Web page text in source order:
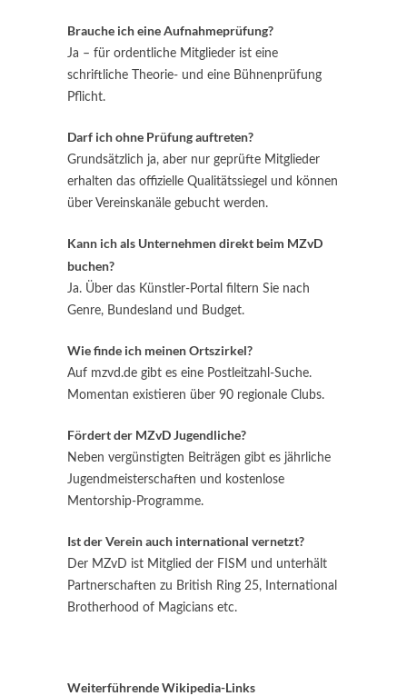
Brauche ich eine Aufnahmeprüfung?
Ja – für ordentliche Mitglieder ist eine
schriftliche Theorie- und eine Bühnenprüfung
Pflicht.
Darf ich ohne Prüfung auftreten?
Grundsätzlich ja, aber nur geprüfte Mitglieder
erhalten das offizielle Qualitätssiegel und können
über Vereinskanäle gebucht werden.
Kann ich als Unternehmen direkt beim MZvD
buchen?
Ja. Über das Künstler-Portal filtern Sie nach
Genre, Bundesland und Budget.
Wie finde ich meinen Ortszirkel?
Auf mzvd.de gibt es eine Postleitzahl-Suche.
Momentan existieren über 90 regionale Clubs.
Fördert der MZvD Jugendliche?
Neben vergünstigten Beiträgen gibt es jährliche
Jugendmeisterschaften und kostenlose
Mentorship-Programme.
Ist der Verein auch international vernetzt?
Der MZvD ist Mitglied der FISM und unterhält
Partnerschaften zu British Ring 25, International
Brotherhood of Magicians etc.
Weiterführende Wikipedia-Links